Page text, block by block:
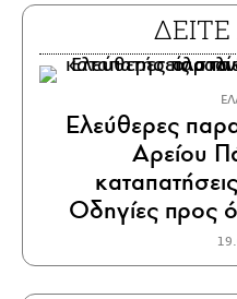
Ελεύθερες
Αρείου
Οδηγίες προς